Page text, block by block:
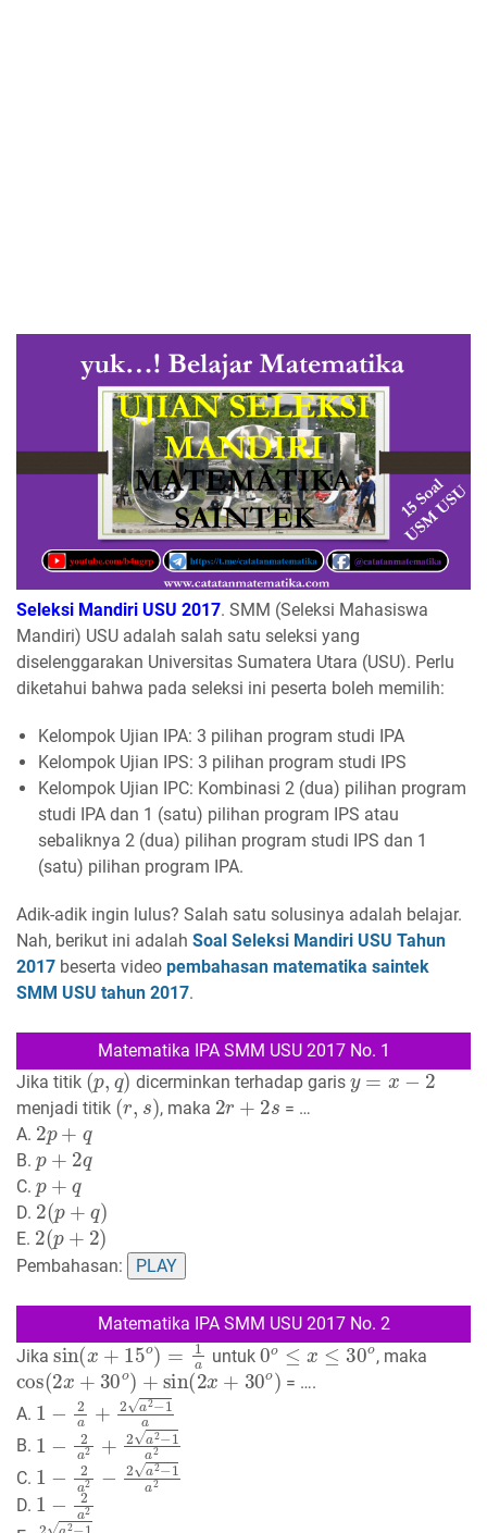
Seleksi Mandiri USU 2017. SMM (Seleksi Mahasiswa
Mandiri) USU adalah salah satu seleksi yang
diselenggarakan Universitas Sumatera Utara (USU). Perlu
diketahui bahwa pada seleksi ini peserta boleh memilih:
Kelompok Ujian IPA: 3 pilihan program studi IPA
Kelompok Ujian IPS: 3 pilihan program studi IPS
Kelompok Ujian IPC: Kombinasi 2 (dua) pilihan program
studi IPA dan 1 (satu) pilihan program IPS atau
sebaliknya 2 (dua) pilihan program studi IPS dan 1
(satu) pilihan program IPA.
Adik-adik ingin lulus? Salah satu solusinya adalah belajar.
Nah, berikut ini adalah Soal Seleksi Mandiri USU Tahun
2017 beserta video pembahasan matematika saintek
SMM USU tahun 2017.
Matematika IPA SMM USU 2017 No. 1
Jika titik
(p,q)
dicerminkan terhadap garis
y=x−2
menjadi titik
(r, s)
, maka
2r +2s
= …
A.
2p+q
B.
p+ 2q
C.
p +
D.
2 ( p +q
E.
2(p + )
Pembahasan: PLAY
Matematika IPA SMM USU 2017 No. 2
Jika
sin(x+15o)=1a
untuk
0o≤x≤30o
, maka
cos(2x+30o)+ sin( 2x+30o)
= ….
A.
1 − a+ 2−1a
B.
1 a2 a2−1a2
C.
1 a2 a2−1a2
D.
1 a2
2a2−1